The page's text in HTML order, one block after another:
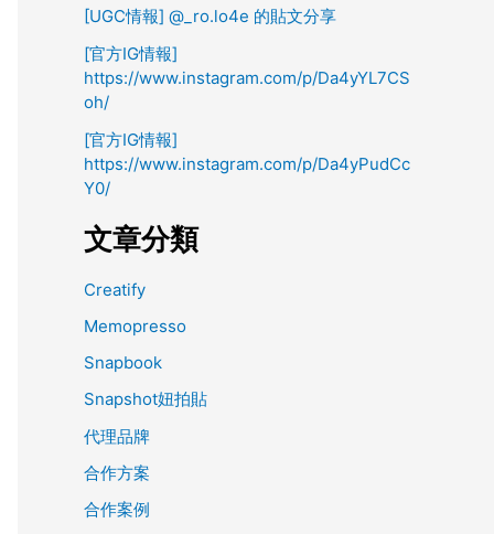
[UGC情報] @_ro.lo4e 的貼文分享
[官方IG情報]
https://www.instagram.com/p/Da4yYL7CS
oh/
[官方IG情報]
https://www.instagram.com/p/Da4yPudCc
Y0/
文章分類
Creatify
Memopresso
Snapbook
Snapshot妞拍貼
代理品牌
合作方案
合作案例